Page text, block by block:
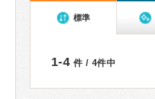
標準
1-4 件 / 4件中